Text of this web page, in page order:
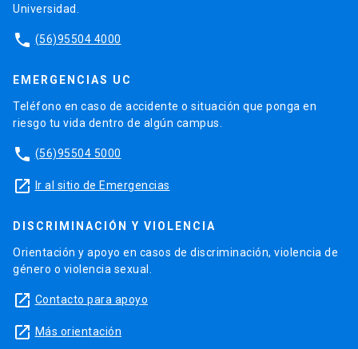
Universidad.
phone (56)95504 4000
EMERGENCIAS UC
Teléfono en caso de accidente o situación que ponga en
riesgo tu vida dentro de algún campus.
phone (56)95504 5000
launch Ir al sitio de Emergencias
DISCRIMINACIÓN Y VIOLENCIA
Orientación y apoyo en casos de discriminación, violencia de
género o violencia sexual.
launch Contacto para apoyo
launch Más orientación